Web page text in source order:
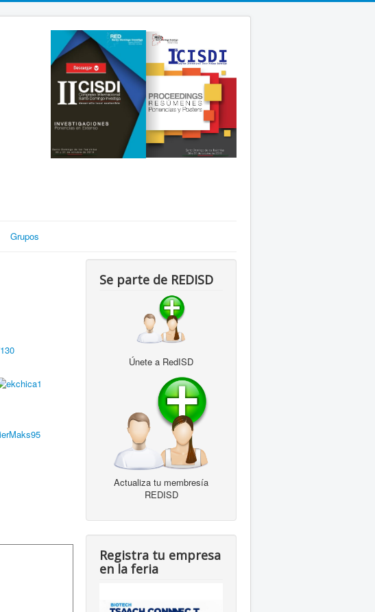
Grupos
Se parte de REDISD
Únete a RedISD
Actualiza tu membresía
REDISD
Registra tu empresa
en la feria